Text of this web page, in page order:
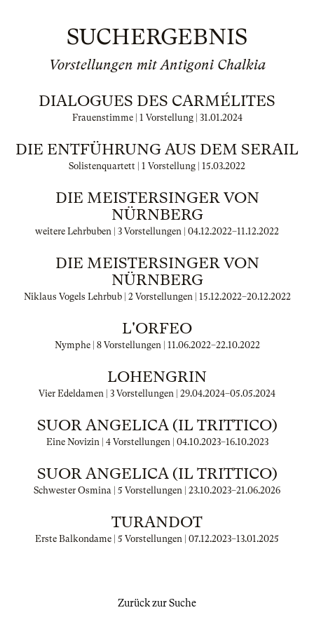
SUCHERGEBNIS
Vorstellungen mit Antigoni Chalkia
DIALOGUES DES CARMÉLITES
Frauenstimme | 1 Vorstellung | 31.01.2024
DIE ENTFÜHRUNG AUS DEM SERAIL
Solistenquartett | 1 Vorstellung | 15.03.2022
DIE MEISTERSINGER VON
NÜRNBERG
weitere Lehrbuben | 3 Vorstellungen | 04.12.2022–11.12.2022
DIE MEISTERSINGER VON
NÜRNBERG
Niklaus Vogels Lehrbub | 2 Vorstellungen | 15.12.2022–20.12.2022
L'ORFEO
Nymphe | 8 Vorstellungen | 11.06.2022–22.10.2022
LOHENGRIN
Vier Edeldamen | 3 Vorstellungen | 29.04.2024–05.05.2024
SUOR ANGELICA (IL TRITTICO)
Eine Novizin | 4 Vorstellungen | 04.10.2023–16.10.2023
SUOR ANGELICA (IL TRITTICO)
Schwester Osmina | 5 Vorstellungen | 23.10.2023–21.06.2026
TURANDOT
Erste Balkondame | 5 Vorstellungen | 07.12.2023–13.01.2025
Zurück zur Suche